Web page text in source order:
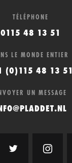
TÉLÉPHONE
0115 48 13 51
LE MONDE ENTIER
(0)115 48 13 51
UN MESSAGE